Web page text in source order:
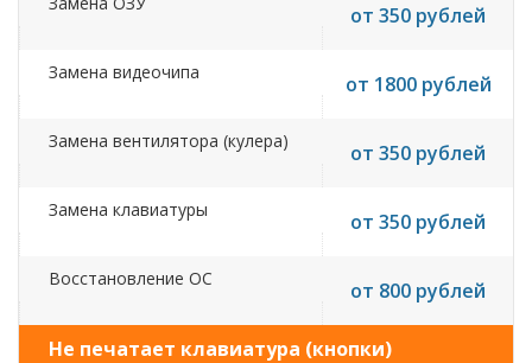
от 350 рублей
Замена видеочипа от 1800 рублей
Замена вентилятора (кулера) от 350 рублей
Замена клавиатуры от 350 рублей
Восстановление ОС от 800 рублей
Не печатает клавиатура (кнопки)